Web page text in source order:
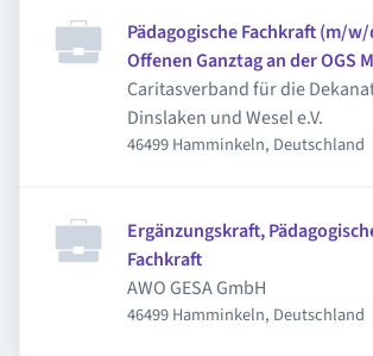
Pädagogische Fachkraft (m/
Offenen Ganztag an der OGS
Caritasverband für die
Dinslaken und Wesel e.V.
46499 Hamminkeln, Deutschland
Ergänzungskraft,
Fachkraft
AWO GESA GmbH
46499 Hamminkeln, Deutschland